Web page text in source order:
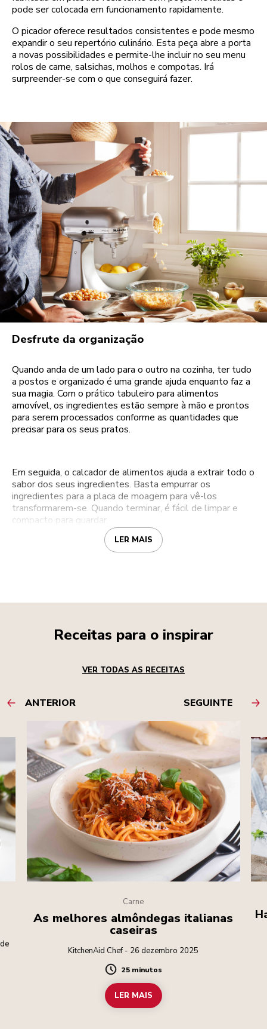
pode ser colocada em funcionamento rapidamente.
O picador oferece resultados consistentes e pode mesmo
expandir o seu repertório culinário. Esta peça abre a porta
a novas possibilidades e permite-lhe incluir no seu menu
rolos de carne, salsichas, molhos e compotas. Irá
surpreender-se com o que conseguirá fazer.
Desfrute da organização
Quando anda de um lado para o outro na cozinha, ter tudo
a postos e organizado é uma grande ajuda enquanto faz a
sua magia. Com o prático tabuleiro para alimentos
amovível, os ingredientes estão sempre à mão e prontos
para serem processados conforme as quantidades que
precisar para os seus pratos.
Em seguida, o calcador de alimentos ajuda a extrair todo o
sabor dos seus ingredientes. Basta empurrar os
ingredientes para a placa de moagem para vê-los
transformarem-se. Quando terminar, é fácil de limpar e
compacto para guardar.
LER MAIS
Receitas para o inspirar
VER TODAS AS RECEITAS
ANTERIOR SEGUINTE
Carne
As melhores almôndegas italianas
caseiras
KitchenAid Chef - 26 dezembro 2025
Duration
25 minutos
LER MAIS